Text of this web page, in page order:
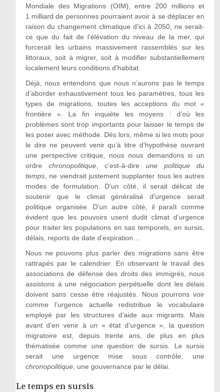
Mondiale des Migrations (OIM), entre 200 millions et
1 milliard de personnes pourraient avoir à se déplacer en
raison du changement climatique d’ici à 2050, ne serait-
ce que du fait de l’élévation du niveau de la mer, qui
forcerait les urbains massivement rassemblés sur les
littoraux, soit à migrer, soit à modifier substantiellement
localement leurs conditions d’habitat.
Déjà, nous entendons que nous n’aurons pas le temps
d’aborder exhaustivement tous les paramètres, tous les
types de migrations, toutes les acceptions du mot «
frontière ». La fin inquiète les moyens : d’où les
problèmes sont trop importants pour laisser le temps de
les poser avec méthode. Dès lors, même si les mots pour
le dire ne peuvent venir qu’à titre d’hypothèse ouvrant
une perspective critique, nous nous demandons si un
ordre chronopolitique, c’est-à-direune politique du
temps, ne viendrait justement supplanter tous les autres
modes de formulation. D’un côté, il serait délicat de
soutenir que le climat généralisé d’urgence serait
politique organisée. D’un autre côté, il paraît comme
évident que les pouvoirs usent dudit climat d’urgence
pour traiter les populations en sas temporels, en sursis,
délais, reports de date d’expiration…
Nous ne pouvons plus parler des migrations sans être
rattrapés par le calendrier. En observant le travail des
associations de défense des droits des immigrés, nous
assistons à une négociation perpétuelle dont les délais
doivent sans cesse être réajustés. Nous pourrons voir
comme l’urgence actuelle redistribue le vocabulaire
employé par les structures d’aide aux migrants. Mais
avant d’en venir à un « état d’urgence », la question
migratoire est, depuis trente ans, de plus en plus
thématisée comme une question de sursis. Le sursis
serait une urgence mise sous contrôle, une
chronopolitique, une gouvernance par le délai.
Le temps en sursis